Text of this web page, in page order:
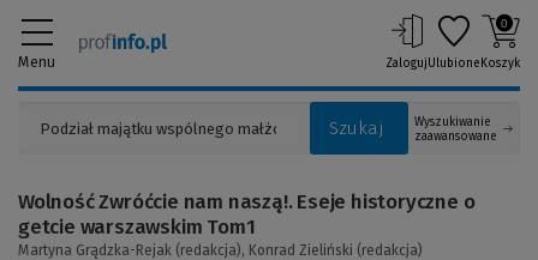
Menu
Szukaj
Wyszukiwanie
zaawansowane
ZalogujUlubione
0
Koszyk
Wolność Zwróćcie nam naszą!. Eseje historyczne o
getcie warszawskim Tom1
Martyna Grądzka-Rejak (redakcja), Konrad Zieliński (redakcja)